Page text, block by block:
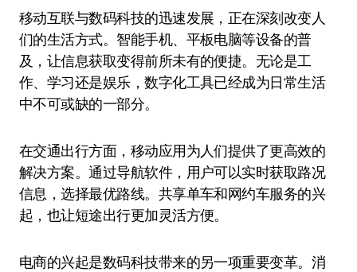
移动互联与数码科技的迅速发展，正在深刻改变人
们的生活方式。智能手机、平板电脑等设备的普
及，让信息获取变得前所未有的便捷。无论是工
作、学习还是娱乐，数字化工具已经成为日常生活
中不可或缺的一部分。
在交通出行方面，移动应用为人们提供了更高效的
解决方案。通过导航软件，用户可以实时获取路况
信息，选择最优路线。共享单车和网约车服务的兴
起，也让短途出行更加灵活方便。
电商的兴起是数码科技带来的另一项重要变革。消